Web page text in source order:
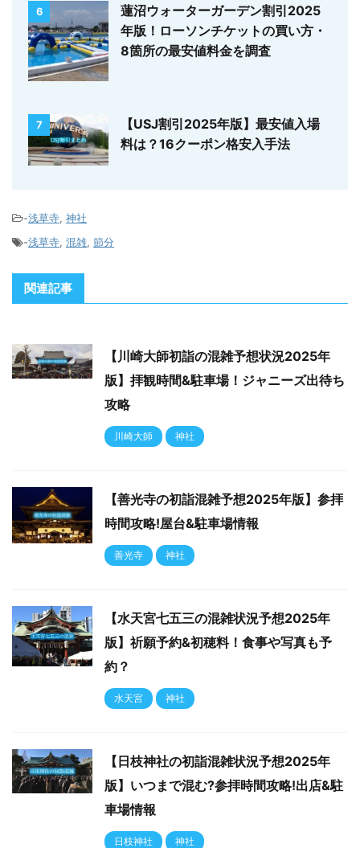
6
蓮沼ウォーターガーデン割引2025
年版！ローソンチケットの買い方・
8箇所の最安値料金を調査
7
【USJ割引2025年版】最安値入場
料は？16クーポン格安入手法
-浅草寺, 神社
-浅草寺, 混雑, 節分
関連記事
【川崎大師初詣の混雑予想状況2025年
版】拝観時間&駐車場！ジャニーズ出待ち
攻略
川崎大師 神社
【善光寺の初詣混雑予想2025年版】参拝
時間攻略!屋台&駐車場情報
善光寺 神社
【水天宮七五三の混雑状況予想2025年
版】祈願予約&初穂料！食事や写真も予
約？
水天宮 神社
【日枝神社の初詣混雑状況予想2025年
版】いつまで混む?参拝時間攻略!出店&駐
車場情報
日枝神社 神社